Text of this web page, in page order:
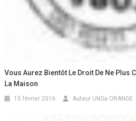
Vous Aurez Bientôt Le Droit De Ne Plus
La Maison
15 février 2016 Auteur UNSa ORANGE